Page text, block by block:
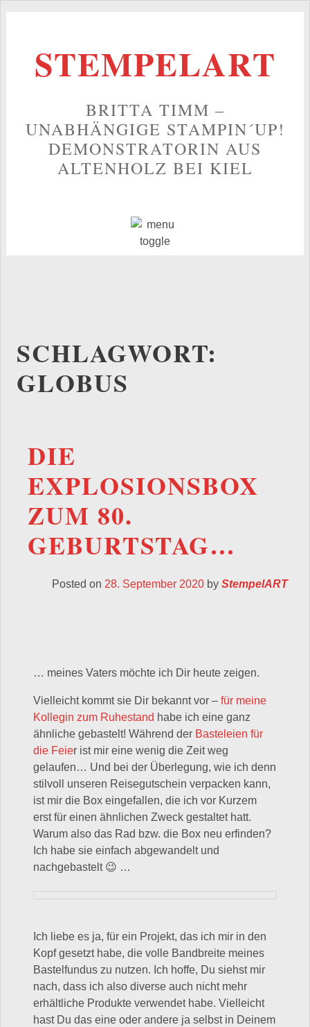
STEMPELART
BRITTA TIMM –
UNABHÄNGIGE STAMPIN´UP!
DEMONSTRATORIN AUS
ALTENHOLZ BEI KIEL
SCHLAGWORT:
GLOBUS
DIE
EXPLOSIONSBOX
ZUM 80.
GEBURTSTAG…
Posted on 28. September 2020 by StempelART
… meines Vaters möchte ich Dir heute zeigen.
Vielleicht kommt sie Dir bekannt vor – für meine
Kollegin zum Ruhestand habe ich eine ganz
ähnliche gebastelt! Während der Basteleien für
die Feier ist mir eine wenig die Zeit weg
gelaufen… Und bei der Überlegung, wie ich denn
stilvoll unseren Reisegutschein verpacken kann,
ist mir die Box eingefallen, die ich vor Kurzem
erst für einen ähnlichen Zweck gestaltet hatt.
Warum also das Rad bzw. die Box neu erfinden?
Ich habe sie einfach abgewandelt und
nachgebastelt 😉 …
Ich liebe es ja, für ein Projekt, das ich mir in den
Kopf gesetzt habe, die volle Bandbreite meines
Bastelfundus zu nutzen. Ich hoffe, Du siehst mir
nach, dass ich also diverse auch nicht mehr
erhältliche Produkte verwendet habe. Vielleicht
hast Du das eine oder andere ja selbst in Deinem